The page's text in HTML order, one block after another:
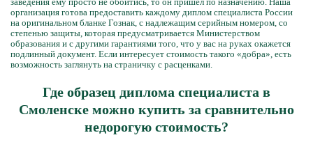
организация готова предоставить каждому диплом специалиста России
на оригинальном бланке Гознак, с надлежащим серийным номером, со
степенью защиты, которая предусматривается Министерством
образования и с другими гарантиями того, что у вас на руках окажется
подлинный документ. Если интересует стоимость такого «добра», есть
возможность заглянуть на страничку с расценками.
Где образец диплома специалиста в
Смоленске можно купить за сравнительно
недорогую стоимость?